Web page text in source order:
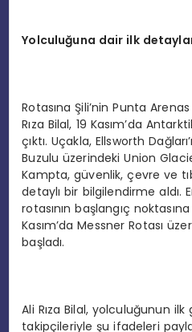
Yolculuğuna dair ilk
Rotasına Şili’nin Punta
Rıza Bilal, 19 Kasım’da
çıktı. Uçakla, Ellsworth
Buzulu üzerindeki Union
Kampta, güvenlik, çevre ve
detaylı bir bilgilendirme aldı.
rotasının başlangıç
Kasım’da Messner Rotası
başladı.
Ali Rıza Bilal, yolculuğunun
takipçileriyle şu ifadeleri